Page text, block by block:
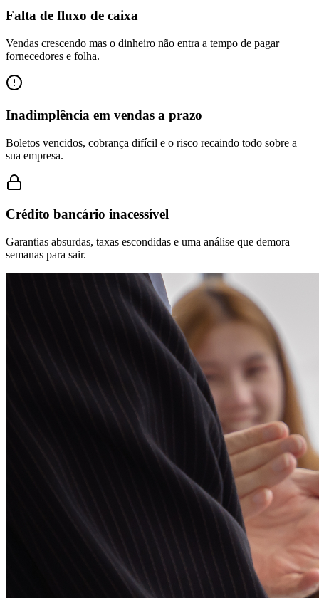
Falta de fluxo de caixa
Vendas crescendo mas o dinheiro não entra a tempo de pagar
fornecedores e folha.
Inadimplência em vendas a prazo
Boletos vencidos, cobrança difícil e o risco recaindo todo sobre a
sua empresa.
Crédito bancário inacessível
Garantias absurdas, taxas escondidas e uma análise que demora
semanas para sair.